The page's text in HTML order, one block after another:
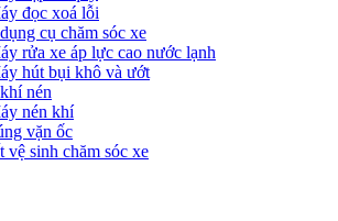
đọc xoá lỗi
cụ chăm sóc xe
rửa xe áp lực cao nước lạnh
hút bụi khô và ướt
nén
nén khí
vặn ốc
vệ sinh chăm sóc xe